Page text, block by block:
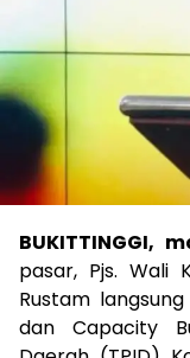
BUKITTINGGI,
pasar, Pjs. Wali
Rustam
dan Capacity